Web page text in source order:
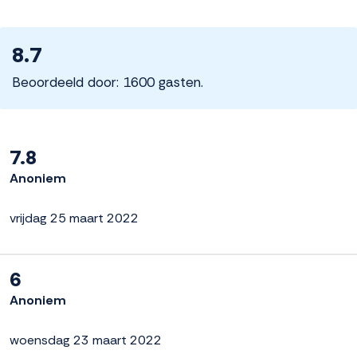
8.7
Beoordeeld door: 1600 gasten.
7.8
Anoniem
vrijdag 25 maart 2022
6
Anoniem
woensdag 23 maart 2022